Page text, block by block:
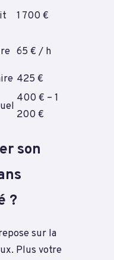
1 700 €
65 € / h
425 €
400 € – 1
200 €
son
?
sur la
Plus votre